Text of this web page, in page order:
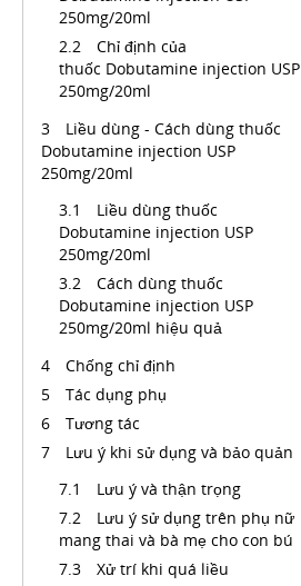
250mg/20ml
Chỉ định của
thuốc Dobutamine injection USP
250mg/20ml
Liều dùng - Cách dùng thuốc
Dobutamine injection USP
250mg/20ml
Liều dùng thuốc
Dobutamine injection USP
250mg/20ml
Cách dùng thuốc
Dobutamine injection USP
250mg/20ml hiệu quả
Chống chỉ định
Tác dụng phụ
Tương tác
Lưu ý khi sử dụng và bảo quản
Lưu ý và thận trọng
Lưu ý sử dụng trên phụ nữ
mang thai và bà mẹ cho con bú
Xử trí khi quá liều